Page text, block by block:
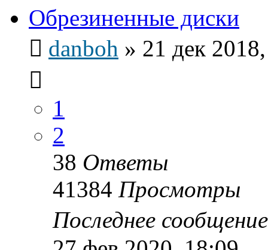
Обрезиненные диски
danboh » 21 дек
1
2
38 Ответы
41384 Просмотры
Последнее